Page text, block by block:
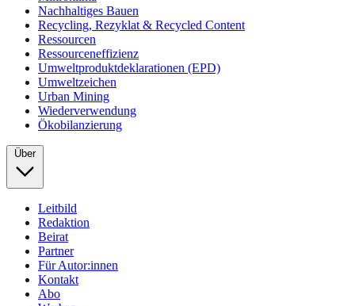
Nachhaltiges Bauen
Recycling, Rezyklat & Recycled Content
Ressourcen
Ressourceneffizienz
Umweltprodukt­deklarationen (EPD)
Umweltzeichen
Urban Mining
Wiederverwendung
Ökobilanzierung
Über
Leitbild
Redaktion
Beirat
Partner
Für Autor:innen
Kontakt
Abo